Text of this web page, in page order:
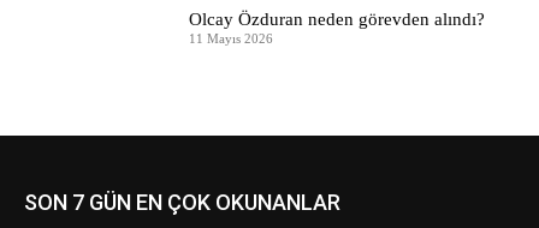
Olcay Özduran neden görevden alındı?
11 Mayıs 2026
SON 7 GÜN EN ÇOK OKUNANLAR